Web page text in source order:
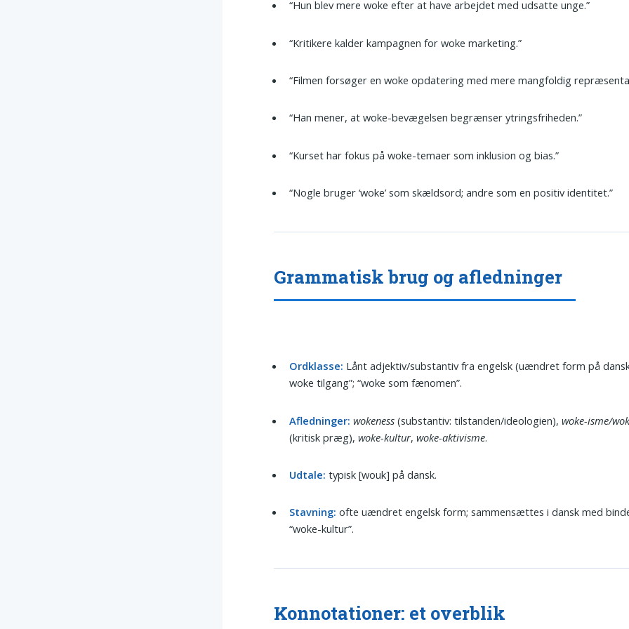
“Hun blev mere woke efter at have arbejdet med udsatte unge.”
“Kritikere kalder kampagnen for woke marketing.”
“Filmen forsøger en woke opdatering med mere mangfoldig
“Han mener, at woke-bevægelsen begrænser ytringsfriheden.”
“Kurset har fokus på woke-temaer som inklusion og bias.”
“Nogle bruger ‘woke’ som skældsord; andre som en positiv identitet.”
Grammatisk brug og afledninger
Ordklasse: Lånt adjektiv/substantiv fra engelsk (uændret form på
woke tilgang”; “woke som fænomen”.
Afledninger: wokeness (substantiv: tilstanden/ideologien),woke-isme/
(kritisk præg),woke-kultur,woke-aktivisme.
Udtale: typisk [wouk] på dansk.
Stavning: ofte uændret engelsk form; sammensættes i dansk med
“woke-kultur”.
Konnotationer: et overblik